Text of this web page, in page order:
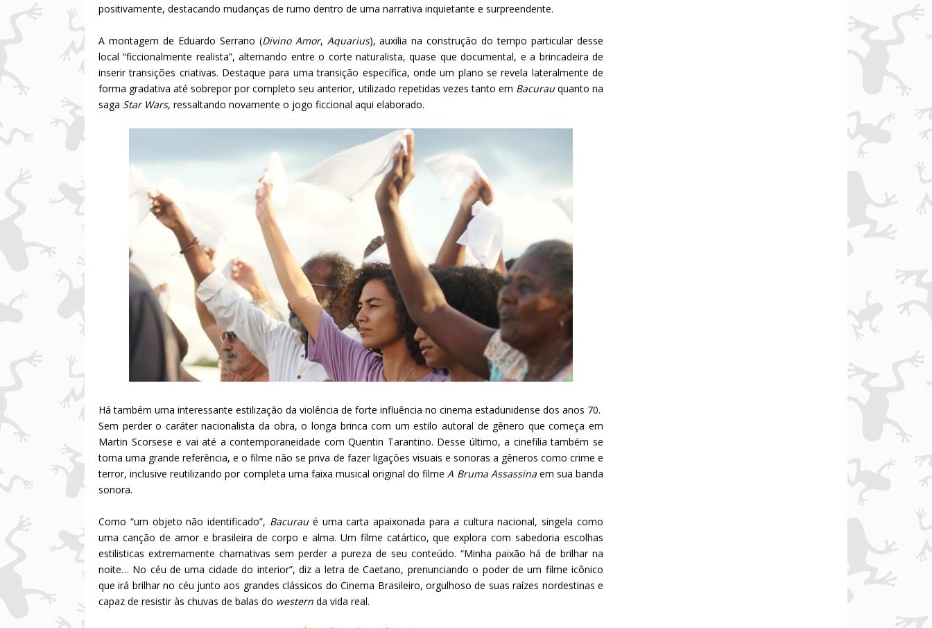
positivamente, destacando mudanças de rumo dentro de uma narrativa inquietante e surpreendente.
A montagem de Eduardo Serrano (Divino Amor, Aquarius), auxilia na construção do tempo particular desse
local “ficcionalmente realista”, alternando entre o corte naturalista, quase que documental, e a brincadeira de
inserir transições criativas. Destaque para uma transição específica, onde um plano se revela lateralmente de
forma gradativa até sobrepor por completo seu anterior, utilizado repetidas vezes tanto em Bacurauquanto na
saga Star Wars, ressaltando novamente o jogo ficcional aqui elaborado.
Há também uma interessante estilização da violência de forte influência no cinema estadunidense dos anos 70.
Sem perder o caráter nacionalista da obra, o longa brinca com um estilo autoral de gênero que começa em
Martin Scorsese e vai até a contemporaneidade com Quentin Tarantino. Desse último, a cinefilia também se
torna uma grande referência, e o filme não se priva de fazer ligações visuais e sonoras a gêneros como crime e
terror, inclusive reutilizando por completa uma faixa musical original do filmeA Bruma Assassinaem sua banda
sonora.
Como “um objeto não identificado”, Bacuraué uma carta apaixonada para a cultura nacional, singela como
uma canção de amor e brasileira de corpo e alma. Um filme catártico, que explora com sabedoria escolhas
estilisticas extremamente chamativas sem perder a pureza de seu conteúdo. “Minha paixão há de brilhar na
noite… No céu de uma cidade do interior”, diz a letra de Caetano, prenunciando o poder de um filme icônico
que irá brilhar no céu junto aos grandes clássicos do Cinema Brasileiro, orgulhoso de suas raízes nordestinas e
capaz de resistir às chuvas de balas do western da vida real.